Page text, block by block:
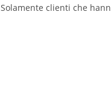
Solamente clienti che